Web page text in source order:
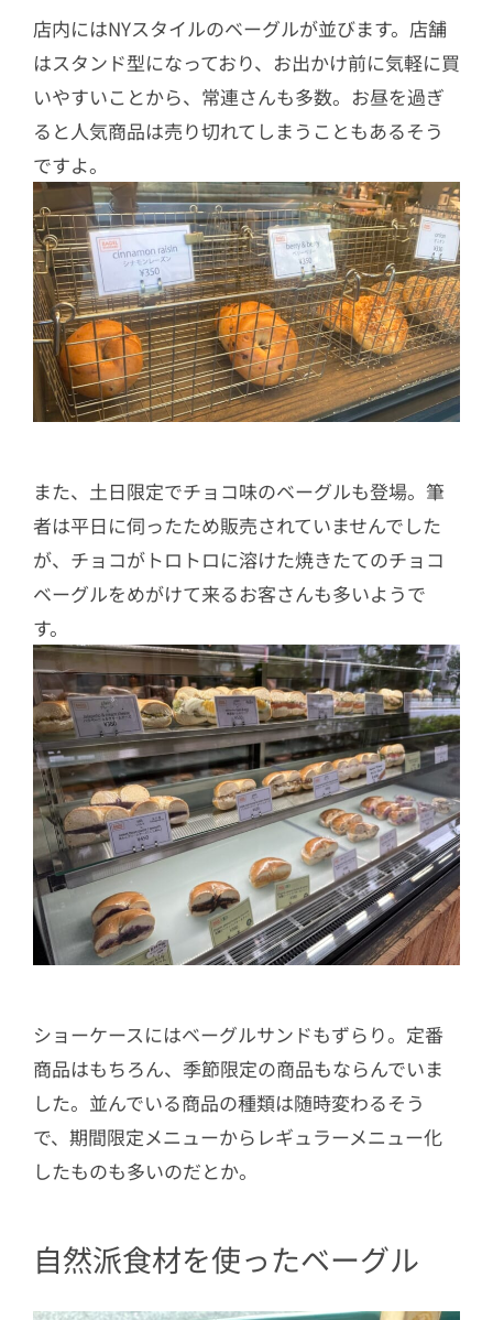
店内にはNYスタイルのベーグルが並びます。店舗
はスタンド型になっており、お出かけ前に気軽に買
いやすいことから、常連さんも多数。お昼を過ぎ
ると人気商品は売り切れてしまうこともあるそう
ですよ。
また、土日限定でチョコ味のベーグルも登場。筆
者は平日に伺ったため販売されていませんでした
が、チョコがトロトロに溶けた焼きたてのチョコ
ベーグルをめがけて来るお客さんも多いようで
す。
ショーケースにはベーグルサンドもずらり。定番
商品はもちろん、季節限定の商品もならんでいま
した。並んでいる商品の種類は随時変わるそう
で、期間限定メニューからレギュラーメニュー化
したものも多いのだとか。
自然派食材を使ったベーグル